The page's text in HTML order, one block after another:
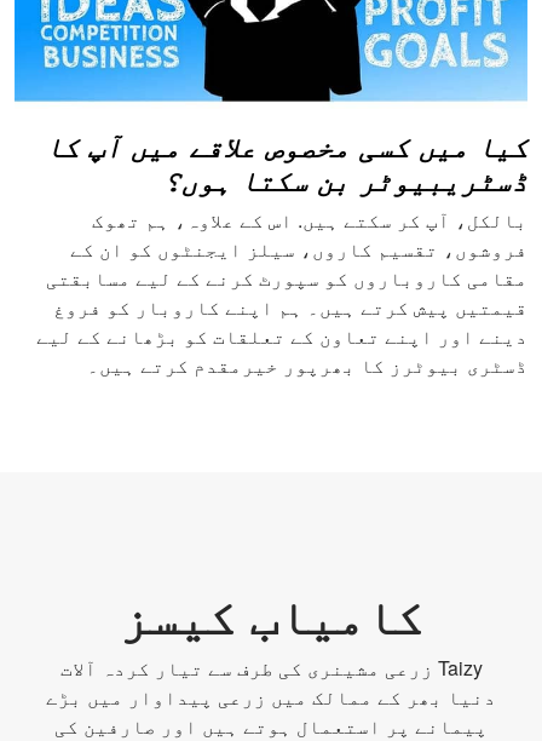
کیا میں کسی مخصوص علاقے میں آپ کا
ڈسٹریبیوٹر بن سکتا ہوں؟
بالکل، آپ کر سکتے ہیں. اس کے علاوہ، ہم تھوک
فروشوں، تقسیم کاروں، سیلز ایجنٹوں کو ان کے
مقامی کاروباروں کو سپورٹ کرنے کے لیے مسابقتی
قیمتیں پیش کرتے ہیں۔ ہم اپنے کاروبار کو فروغ
دینے اور اپنے تعاون کے تعلقات کو بڑھانے کے لیے
ڈسٹری بیوٹرز کا بھرپور خیرمقدم کرتے ہیں۔
کامیاب کیسز
Taizy زرعی مشینری کی طرف سے تیار کردہ آلات
دنیا بھر کے ممالک میں زرعی پیداوار میں بڑے
پیمانے پر استعمال ہوتے ہیں اور صارفین کی